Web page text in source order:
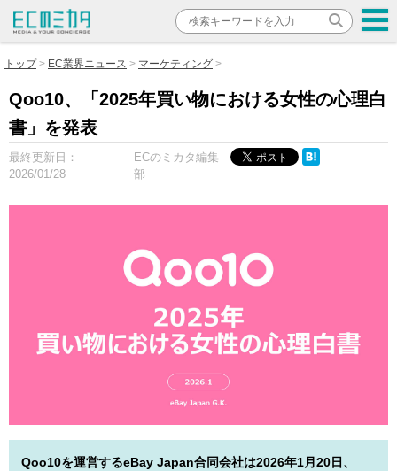
トップ EC業界ニュース マーケティング
Qoo10、「2025年買い物における女性の心理白
書」を発表
最終更新日：
2026/01/28
ECのミカタ編集
部
Qoo10を運営するeBay Japan合同会社は2026年1月20日、